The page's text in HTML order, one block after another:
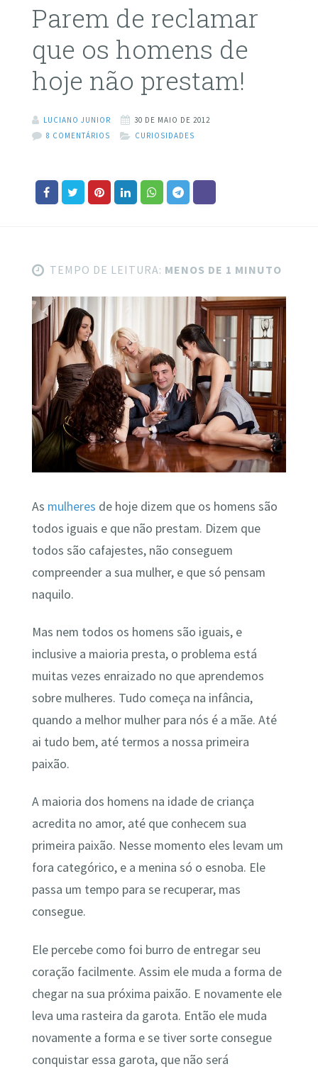
Parem de reclamar
que os homens de
hoje não prestam!
LUCIANO JUNIOR
30 DE MAIO DE 2012
8 COMENTÁRIOS
CURIOSIDADES
TEMPO DE LEITURA: MENOS DE 1 MINUTO
As mulheres de hoje dizem que os homens são
todos iguais e que não prestam. Dizem que
todos são cafajestes, não conseguem
compreender a sua mulher, e que só pensam
naquilo.
Mas nem todos os homens são iguais, e
inclusive a maioria presta, o problema está
muitas vezes enraizado no que aprendemos
sobre mulheres. Tudo começa na infância,
quando a melhor mulher para nós é a mãe. Até
ai tudo bem, até termos a nossa primeira
paixão.
A maioria dos homens na idade de criança
acredita no amor, até que conhecem sua
primeira paixão. Nesse momento eles levam um
fora categórico, e a menina só o esnoba. Ele
passa um tempo para se recuperar, mas
consegue.
Ele percebe como foi burro de entregar seu
coração facilmente. Assim ele muda a forma de
chegar na sua próxima paixão. E novamente ele
leva uma rasteira da garota. Então ele muda
novamente a forma e se tiver sorte consegue
conquistar essa garota, que não será